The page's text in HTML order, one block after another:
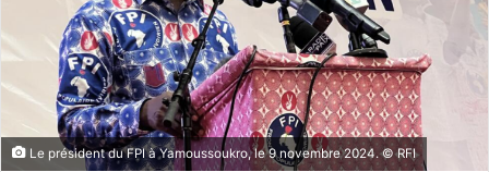
u
n
c
o
u
r
Le président du FPI à Yamoussoukro, le 9 novembre 2024. © RFI